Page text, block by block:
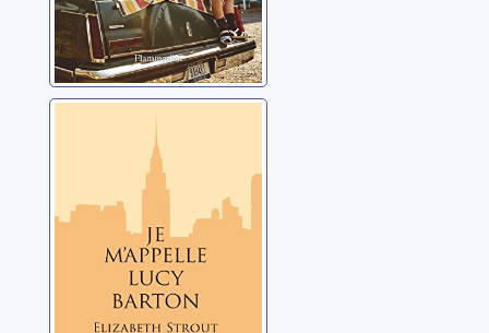
Je m'appelle
Lucy Barton
Strout, Elizabeth